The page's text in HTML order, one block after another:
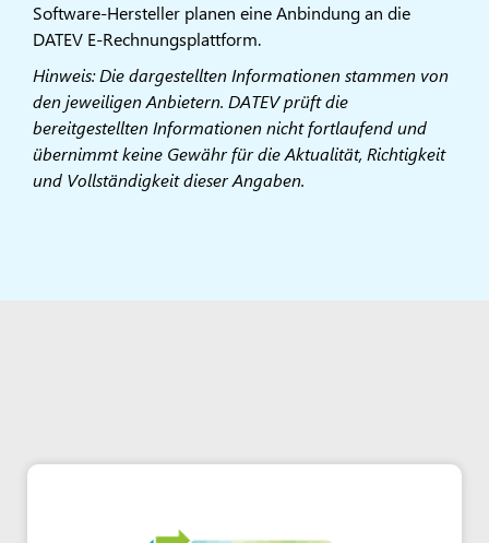
Software-Hersteller planen eine Anbindung an die
DATEV E-Rechnungsplattform.​
Hinweis: Die dargestellten Informationen stammen von
den jeweiligen Anbietern. DATEV prüft die
bereitgestellten Informationen nicht fortlaufend und
übernimmt keine Gewähr für die Aktualität, Richtigkeit
und Vollständigkeit dieser Angaben.